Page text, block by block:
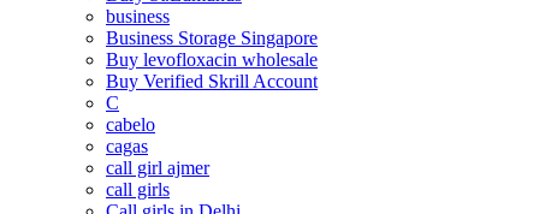
business
Business Storage Singapore
Buy levofloxacin wholesale
Buy Verified Skrill Account
C
cabelo
cagas
call girl ajmer
call girls